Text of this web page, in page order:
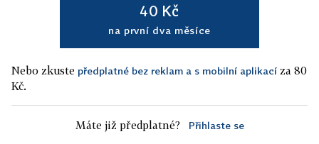
40 Kč
na první dva měsíce
Nebo zkuste předplatné bez reklam a s mobilní aplikací za 80
Kč.
Máte již předplatné? Přihlaste se